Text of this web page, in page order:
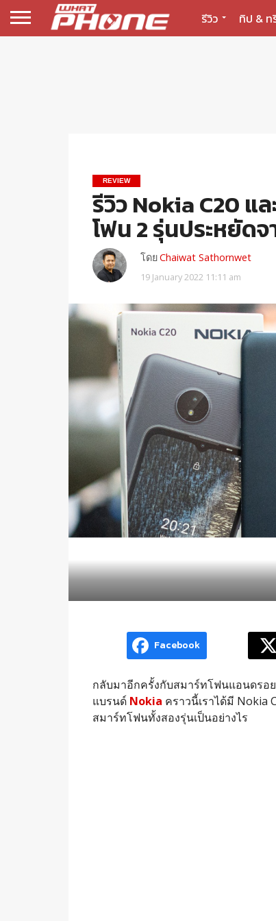
รีวิว ทิป & ท
REVIEW
รีวิว Nokia C20 แ
โฟน 2 รุ่นประหยัด
โดยChaiwat Sathornwet
19 January 2022 11:11 am
Facebook
กลับมาอีกครั้งกับสมาร์ทโฟนแอนดรอ
แบรนด์ Nokia คราวนี้เราได้มี Nokia
สมาร์ทโฟนทั้งสองรุ่นเป็นอย่างไร